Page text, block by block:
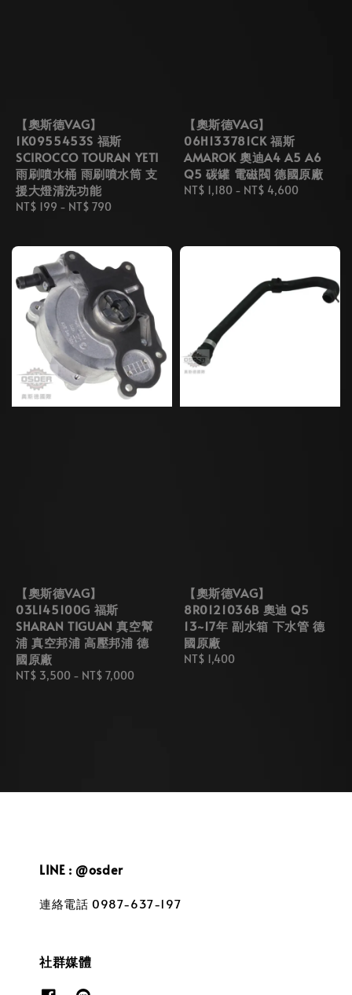
【奧斯德VAG】
1K0955453S 福斯
SCIROCCO TOURAN YETI
雨刷噴水桶 雨刷噴水筒 支
援大燈清洗功能
Regular
NT$ 199 - NT$ 790
【奧斯德VAG】
06H133781CK 福斯
AMAROK 奧迪A4 A5 A6
Q5 碳罐 電磁閥 德國原廠
Regular
NT$ 1,180 - NT$ 4,600
【奧斯德VAG】
03L145100G 福斯
SHARAN TIGUAN 真空幫
浦 真空邦浦 高壓邦浦 德
國原廠
Regular
NT$ 3,500 - NT$ 7,000
【奧斯德VAG】
8R0121036B 奧迪 Q5
13~17年 副水箱 下水管 德
國原廠
Regular
NT$ 1,400
LINE : @osder
連絡電話 0987-637-197
社群媒體